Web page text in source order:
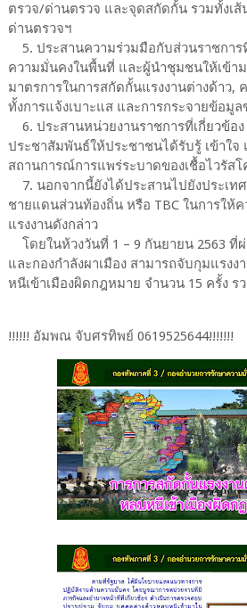
ตรวจ/ด่านตรวจ และจุดสกัดกั้น รวมทั้งเ
ด่านตรวจฯ
5. ประสานความร่วมมือกับส่วนราชการ
ความมั่นคงในพื้นที่ และผู้นำชุมชนให้เข้า
มาตรการในการสกัดกั้นแรงงานต่างด้าว,
ทั้งการแจ้งเบาะแส และการกระจายข้อมู
6. ประสานหน่วยงานราชการที่เกี่ยวข้อ
ประชาสัมพันธ์ให้ประชาชนได้รับรู้ เข้าใ
สถานการณ์การแพร่ระบาดของเชื้อไวรัสโ
7. นอกจากนี้ยังได้ประสานไปยังประเท
ชายแดนส่วนท้องถิ่น หรือ TBC ในการให้
แรงงานดังกล่าว
โดยในห้วงวันที่ 1 – 9 กันยายน 2563 ที่ผ่
และกองกำลังผาเมือง สามารถจับกุมแรง
หนีเข้าเมืองผิดกฎหมาย จำนวน 15 ครั้ง ร
!!!!!! อัมพณ​ จับศรทิพย์​ 0619525644!!!!!!!